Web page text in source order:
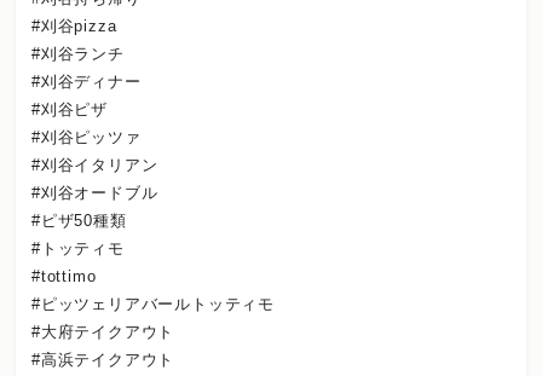
#刈谷pizza
#刈谷ランチ
#刈谷ディナー
#刈谷ピザ
#刈谷ピッツァ
#刈谷イタリアン
#刈谷オードブル
#ピザ50種類
#トッティモ
#tottimo
#ピッツェリアバールトッティモ
#大府テイクアウト
#高浜テイクアウト